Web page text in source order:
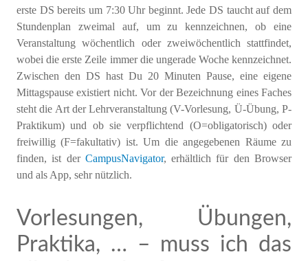
erste DS bereits um 7:30 Uhr beginnt. Jede DS taucht auf dem
Stundenplan zweimal auf, um zu kennzeichnen, ob eine
Veranstaltung wöchentlich oder zweiwöchentlich stattfindet,
wobei die erste Zeile immer die ungerade Woche kennzeichnet.
Zwischen den DS hast Du 20 Minuten Pause, eine eigene
Mittagspause existiert nicht. Vor der Bezeichnung eines Faches
steht die Art der Lehrveranstaltung (V-Vorlesung, Ü-Übung, P-
Praktikum) und ob sie verpflichtend (O=obligatorisch) oder
freiwillig (F=fakultativ) ist. Um die angegebenen Räume zu
finden, ist der CampusNavigator, erhältlich für den Browser
und als App, sehr nützlich.
Vorlesungen, Übungen,
Praktika, … – muss ich das